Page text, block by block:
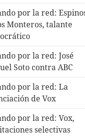
por la red:
Monteros, talante
por la red: José
Soto contra ABC
por la red: La
de Vox
por la red: Vox,
selectivas